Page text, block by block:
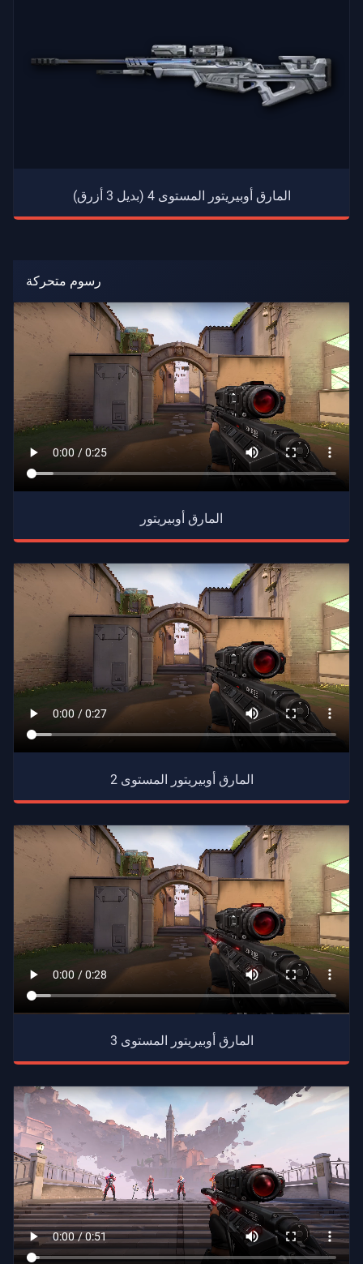
المارق أوبيريتور المستوى 4 (بديل 3 أزرق)
رسوم متحركة
المارق أوبيريتور
المارق أوبيريتور المستوى 2
المارق أوبيريتور المستوى 3